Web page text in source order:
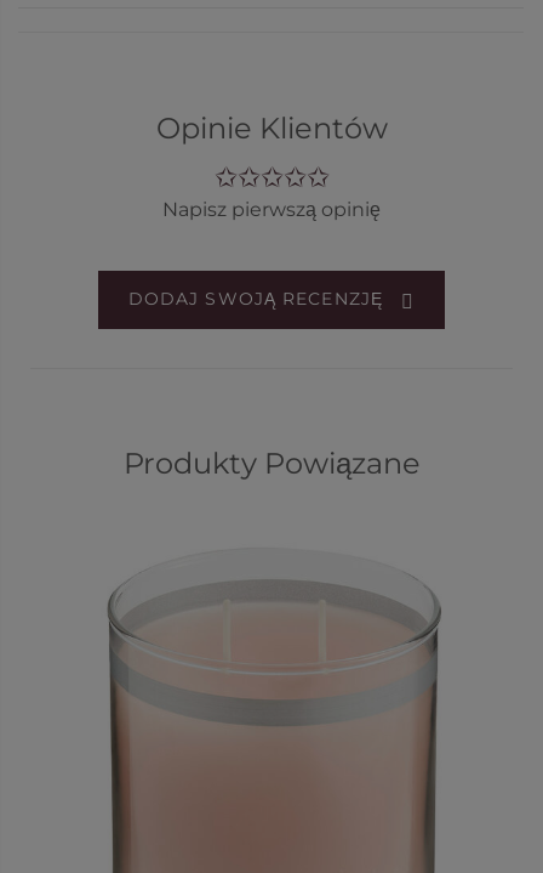
Opinie Klientów
Napisz pierwszą opinię
DODAJ SWOJĄ RECENZJĘ
Produkty Powiązane